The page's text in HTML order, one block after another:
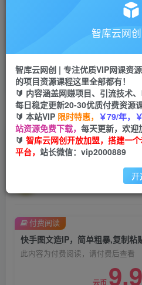
会员专属推广链接
网赚网创 项目
365天稳定跟新
首页 创业课程 会员免费 正文
快手图文造IP，简单粗暴,
一小时,日引50+精准创业粉
此内容为付费阅读，请付费后查看
云币 9.9
付费阅读
智库云网
智库云网创 | 专注优质VIP网课资
的项目资源课程这里全部都有！
🔰 内容涵盖网赚项目、引流技术
每日稳定更新20-30优质付费资源课
🔰 本站VIP 限时特惠， ￥79/年，
站资源免费下载， 每天更新，欢迎
🔰 智库云网创开放加盟，搭建一
平台， 站长微信：vip2000889
开